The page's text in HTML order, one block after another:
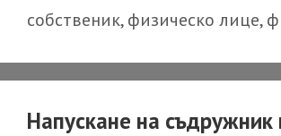
собственик,физическо лице,
Напускане на